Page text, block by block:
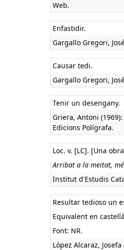
Web.
Enfastidir.
Gargallo Gregori,
Causar tedi.
Gargallo Gregori,
Tenir un desengany.
Griera, Antoni (1969):
Edicions Polígrafa.
Loc. v. [LC]. [Una
Arribat a la meitat,
Institut d'Estudis
Resultar tedioso un
Equivalent en
Font: NR.
López Alcaraz, Josefa